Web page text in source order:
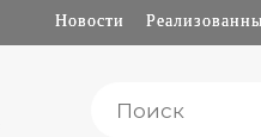
Новости